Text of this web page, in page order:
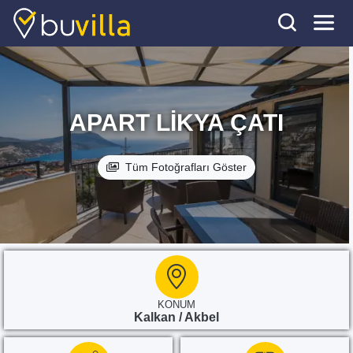
APART LIKYA ÇATI
Tüm Fotoğrafları Göster
KONUM
Kalkan / Akbel